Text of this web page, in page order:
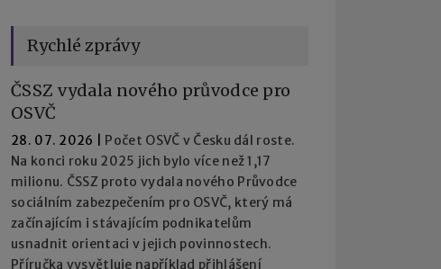
Rychlé zprávy
ČSSZ vydala nového průvodce pro
OSVČ
28. 07. 2026
Počet OSVČ v Česku dál roste.
Na konci roku 2025 jich bylo více než 1,17
milionu. ČSSZ proto vydala nového Průvodce
sociálním zabezpečením pro OSVČ, který má
začínajícím i stávajícím podnikatelům
usnadnit orientaci v jejich povinnostech.
Příručka vysvětluje například přihlášení